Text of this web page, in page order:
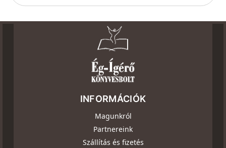
INFORMÁCIÓK
Magunkról
Partnereink
Szállítás és fizetés